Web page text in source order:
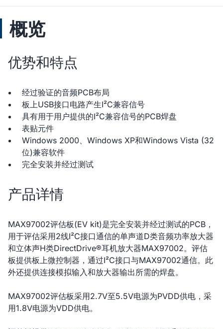
概览
优势和特点
经过验证的音频PCB布局
板上USB接口电路产生I²C兼容信号
具有用于用户提供的I²C兼容信号的PCB焊盘
表贴元件
Windows 2000、Windows XP和Windows Vista (32
位)兼容软件
完全安装并经过测试
产品详情
MAX97002评估板(EV kit)是完全安装并经过测试的PCB，
用于评估采用2线I²C接口通信的单声道D类音频功率放大器
和立体声H类DirectDrive®耳机放大器MAX97002。评估
板提供板上微控制器，通过I²C接口与MAX97002通信。此
外还提供连接模拟输入和放大器输出所需的焊盘。
MAX97002评估板采用2.7V至5.5V电源为PVDD供电，采
用1.8V电源为VDD供电。